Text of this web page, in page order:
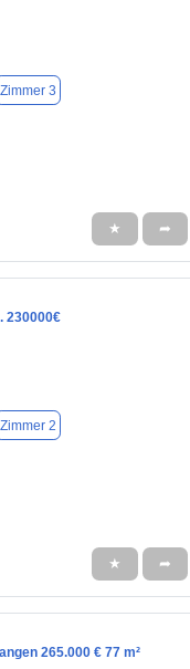
Zimmer 3
★ ➦
230000€
Zimmer 2
★ ➦
265.000 € 77 m²